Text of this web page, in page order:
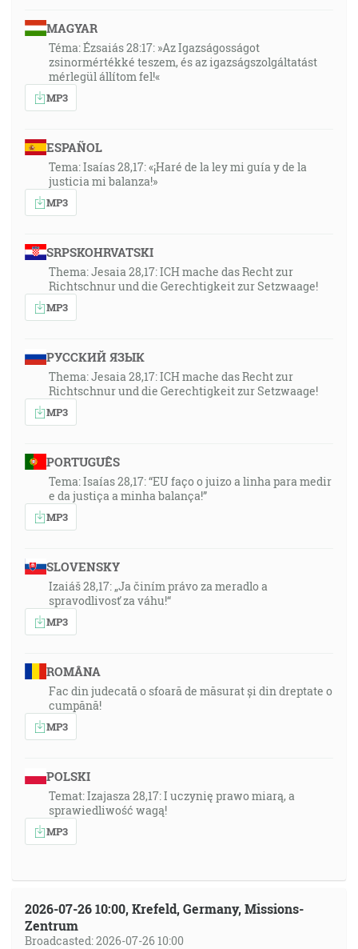
MAGYAR
Téma: Ézsaiás 28:17: »Az Igazságosságot
zsinormértékké teszem, és az igazságszolgáltatást
mérlegül állítom fel!«
MP3
ESPAÑOL
Tema: Isaías 28,17: «¡Haré de la ley mi guía y de la
justicia mi balanza!»
MP3
SRPSKOHRVATSKI
Thema: Jesaia 28,17: ICH mache das Recht zur
Richtschnur und die Gerechtigkeit zur Setzwaage!
MP3
РУССКИЙ ЯЗЫК
Thema: Jesaia 28,17: ICH mache das Recht zur
Richtschnur und die Gerechtigkeit zur Setzwaage!
MP3
PORTUGUÊS
Tema: Isaías 28,17: “EU faço o juizo a linha para medir
e da justiça a minha balança!”
MP3
SLOVENSKY
Izaiáš 28,17: „Ja činím právo za meradlo a
spravodlivosť za váhu!“
MP3
ROMÂNA
Fac din judecată o sfoară de măsurat și din dreptate o
cumpănă!
MP3
POLSKI
Temat: Izajasza 28,17: I uczynię prawo miarą, a
sprawiedliwość wagą!
MP3
2026-07-26 10:00, Krefeld, Germany, Missions-
Zentrum
Broadcasted: 2026-07-26 10:00